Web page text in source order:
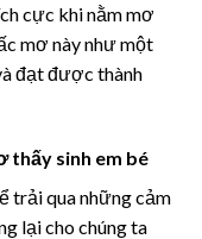
cực khi nằm mơ
mơ này như một
đạt được thành
thấy sinh em bé
trải qua những cảm
lại cho chúng ta